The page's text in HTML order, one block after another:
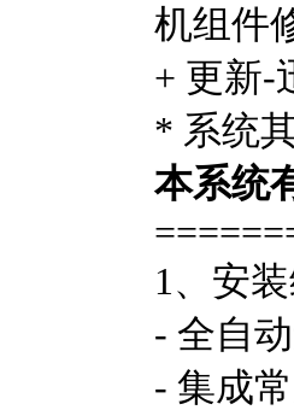
机组件
+ 更新-
* 系统
本系统
1、安
- 全自
- 集成